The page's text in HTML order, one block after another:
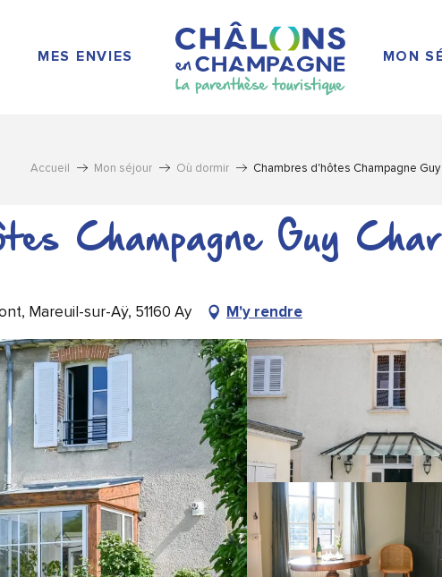
MES ENVIES MON
Accueil Mon séjour Où dormir Chambres d'hôtes Champagne
Champagne Guy
Mareuil-sur-Aÿ, 51160 Ay M'y rendre